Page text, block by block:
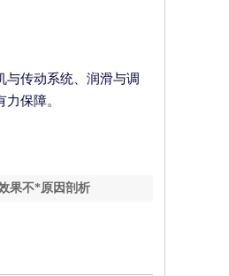
与传动系统、润滑与调
保障。
果不*原因剖析